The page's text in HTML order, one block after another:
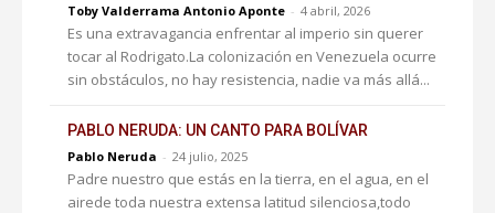
Toby Valderrama Antonio Aponte - 4 abril, 2026
Es una extravagancia enfrentar al imperio sin querer
tocar al Rodrigato.La colonización en Venezuela ocurre
sin obstáculos, no hay resistencia, nadie va más allá...
PABLO NERUDA: UN CANTO PARA BOLÍVAR
Pablo Neruda - 24 julio, 2025
Padre nuestro que estás en la tierra, en el agua, en el
airede toda nuestra extensa latitud silenciosa,todo